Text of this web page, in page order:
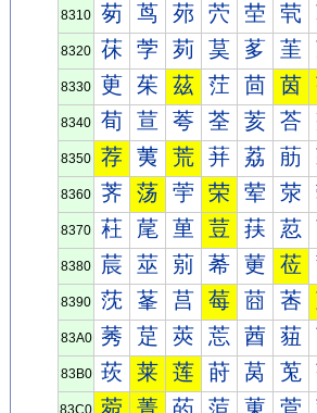
8310 茐 茑 茒 茓 茔 茕
8320 茠 茡 茢 茣 茤 茥
8330 茰 茱 茲 茳 茴 茵
8340 荀 荁 荂 荃 荄 荅
8350 荐 荑 荒 荓 荔 荕
8360 荠 荡 荢 荣 荤 荥
8370 荰 荱 荲 荳 荴 荵
8380 莀 莁 莂 莃 莄 莅
8390 莐 莑 莒 莓 莔 莕
83A0 莠 莡 莢 莣 莤 莥
83B0 莰 莱 莲 莳 莴 莵
83C0 菀 菁 菂 菃 菄 菅